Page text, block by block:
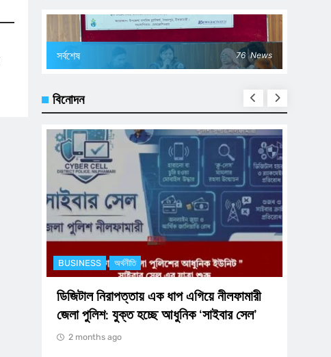
সর্বশেষ 76 News
বিনোদন
BUSINESS অর্থনীতি
ডিজিটাল নিরাপত্তায় এক ধাপ এগিয়ে নীলফামারী
জেলা পুলিশ: যুক্ত হচ্ছে আধুনিক ‘সাইবার সেল’
2 months ago